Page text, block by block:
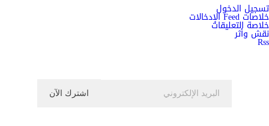
تسجيل الدخول
خلاصات Feed الإدخالات
خلاصة التعليقات
نقش وأثر
Rss